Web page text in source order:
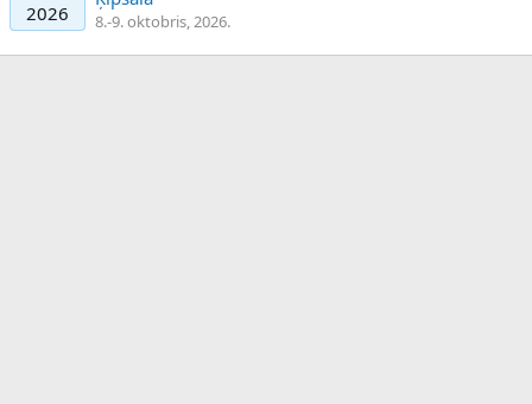
2026
8.-9. oktobris, 2026.